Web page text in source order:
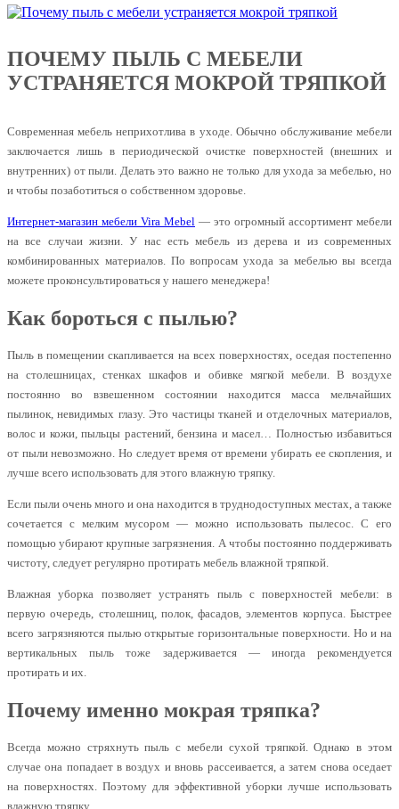
ПОЧЕМУ ПЫЛЬ С МЕБЕЛИ
УСТРАНЯЕТСЯ МОКРОЙ ТРЯПКОЙ
Современная мебель неприхотлива в уходе. Обычно обслуживание мебели
заключается лишь в периодической очистке поверхностей (внешних и
внутренних) от пыли. Делать это важно не только для ухода за мебелью, но
и чтобы позаботиться о собственном здоровье.
Интернет-магазин мебели Vira Mebel — это огромный ассортимент мебели
на все случаи жизни. У нас есть мебель из дерева и из современных
комбинированных материалов. По вопросам ухода за мебелью вы всегда
можете проконсультироваться у нашего менеджера!
Как бороться с пылью?
Пыль в помещении скапливается на всех поверхностях, оседая постепенно
на столешницах, стенках шкафов и обивке мягкой мебели. В воздухе
постоянно во взвешенном состоянии находится масса мельчайших
пылинок, невидимых глазу. Это частицы тканей и отделочных материалов,
волос и кожи, пыльцы растений, бензина и масел… Полностью избавиться
от пыли невозможно. Но следует время от времени убирать ее скопления, и
лучше всего использовать для этого влажную тряпку.
Если пыли очень много и она находится в труднодоступных местах, а также
сочетается с мелким мусором — можно использовать пылесос. С его
помощью убирают крупные загрязнения. А чтобы постоянно поддерживать
чистоту, следует регулярно протирать мебель влажной тряпкой.
Влажная уборка позволяет устранять пыль с поверхностей мебели: в
первую очередь, столешниц, полок, фасадов, элементов корпуса. Быстрее
всего загрязняются пылью открытые горизонтальные поверхности. Но и на
вертикальных пыль тоже задерживается — иногда рекомендуется
протирать и их.
Почему именно мокрая тряпка?
Всегда можно стряхнуть пыль с мебели сухой тряпкой. Однако в этом
случае она попадает в воздух и вновь рассеивается, а затем снова оседает
на поверхностях. Поэтому для эффективной уборки лучше использовать
влажную тряпку.